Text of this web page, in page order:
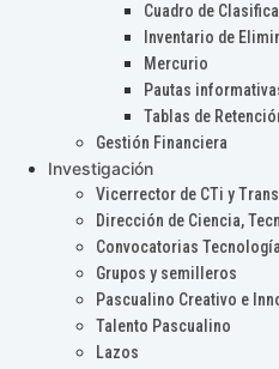
Cuadro de
Inventario de
Mercurio
Pautas
Tablas de
Gestión Financiera
Investigación
Vicerrector de CTi y
Dirección de Ciencia,
Convocatorias
Grupos y semilleros
Pascualino Creativo e
Talento Pascualino
Lazos